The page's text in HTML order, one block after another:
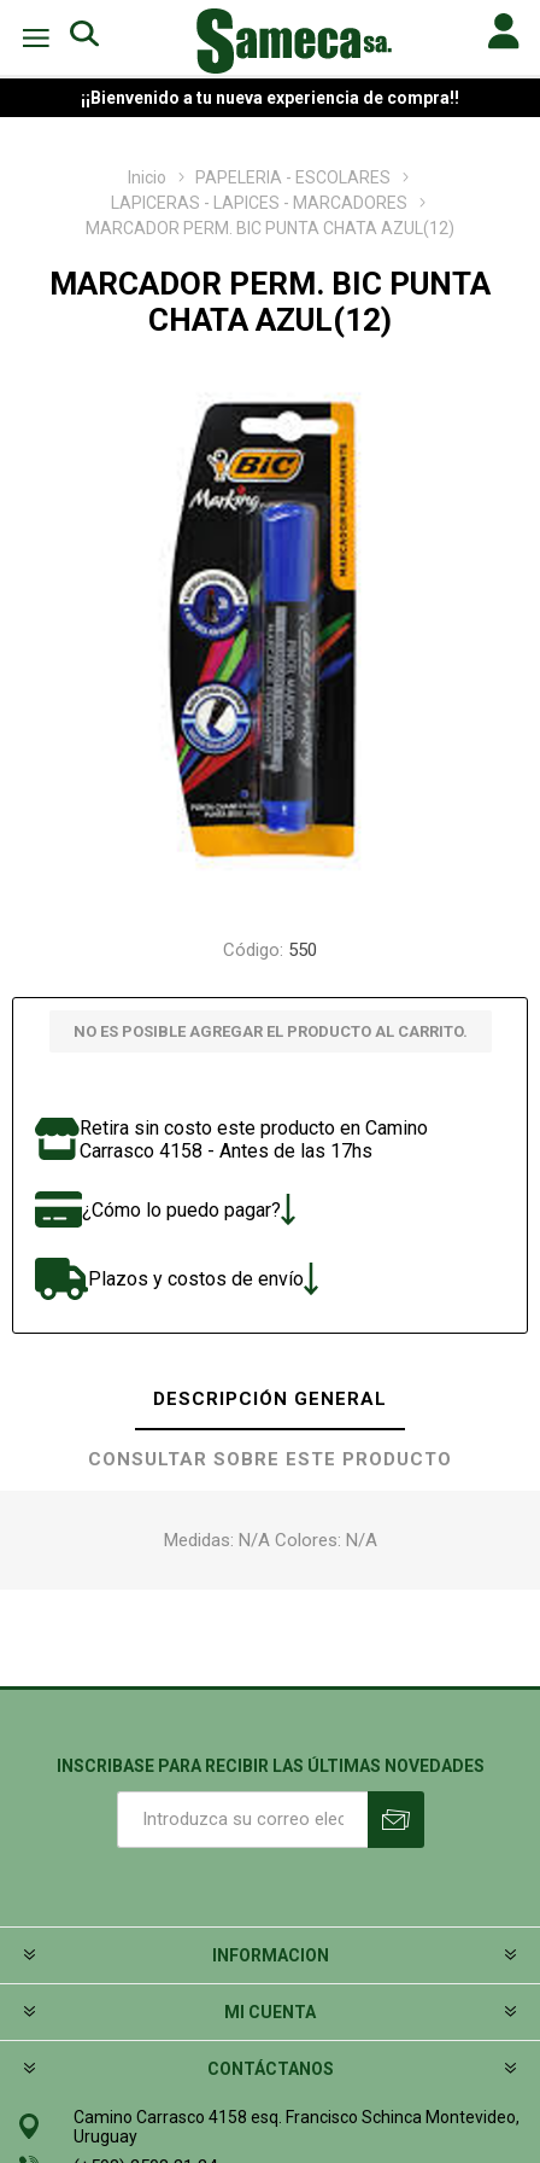
¡¡Bienvenido a tu nueva experiencia de compra!!
Inicio
PAPELERIA - ESCOLARES
LAPICERAS - LAPICES - MARCADORES
MARCADOR PERM. BIC PUNTA CHATA AZUL(12)
MARCADOR PERM. BIC PUNTA
CHATA AZUL(12)
Código: 550
NO ES POSIBLE AGREGAR EL PRODUCTO AL CARRITO.
Retira sin costo este producto en Camino
Carrasco 4158 - Antes de las 17hs
¿Cómo lo puedo pagar?
Plazos y costos de envío
DESCRIPCIÓN GENERAL
CONSULTAR SOBRE ESTE PRODUCTO
Medidas: N/A Colores: N/A
INSCRIBASE PARA RECIBIR LAS ÚLTIMAS NOVEDADES
INFORMACION
MI CUENTA
CONTÁCTANOS
Camino Carrasco 4158 esq. Francisco Schinca Montevideo,
Uruguay